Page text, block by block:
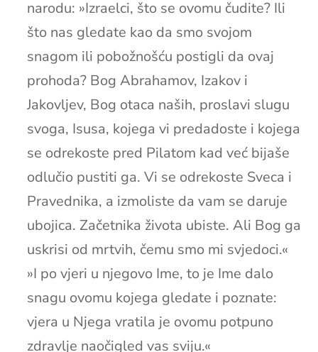
narodu: »Izraelci, što se ovomu čudite? Ili
što nas gledate kao da smo svojom
snagom ili pobožnošću postigli da ovaj
prohoda? Bog Abrahamov, Izakov i
Jakovljev, Bog otaca naših, proslavi slugu
svoga, Isusa, kojega vi predadoste i kojega
se odrekoste pred Pilatom kad već bijaše
odlučio pustiti ga. Vi se odrekoste Sveca i
Pravednika, a izmoliste da vam se daruje
ubojica. Začetnika života ubiste. Ali Bog ga
uskrisi od mrtvih, čemu smo mi svjedoci.«
»I po vjeri u njegovo Ime, to je Ime dalo
snagu ovomu kojega gledate i poznate:
vjera u Njega vratila je ovomu potpuno
zdravlje naočigled vas sviju.«